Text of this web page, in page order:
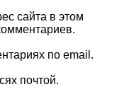
сайта в этом
по email.
почтой.